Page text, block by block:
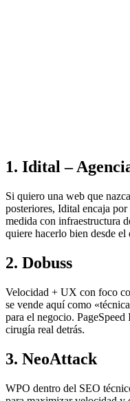
1. Idital –
Si quiero una web que
posteriores, Idital encaja
medida con infraestructura
quiere hacerlo bien desde
2. Dobuss
Velocidad + UX con foco
se vende aquí como
para el negocio.
cirugía real detrás.
3. NeoAttack
WPO dentro del SEO